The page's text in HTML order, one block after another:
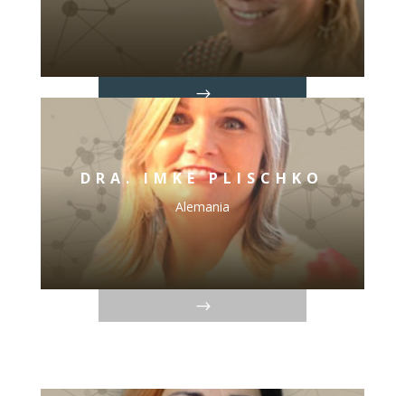
DRA. IMKE PLISCHKO
Alemania